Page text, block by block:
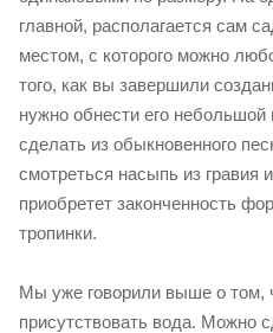
главной, располагается сам
местом, с которого можно
того, как вы завершили
нужно обнести его
сделать из обыкновенного
смотреться насыпь из гравия
приобретет законченность
тропинки.
Мы уже говорили выше о том,
присутствовать вода. Можно